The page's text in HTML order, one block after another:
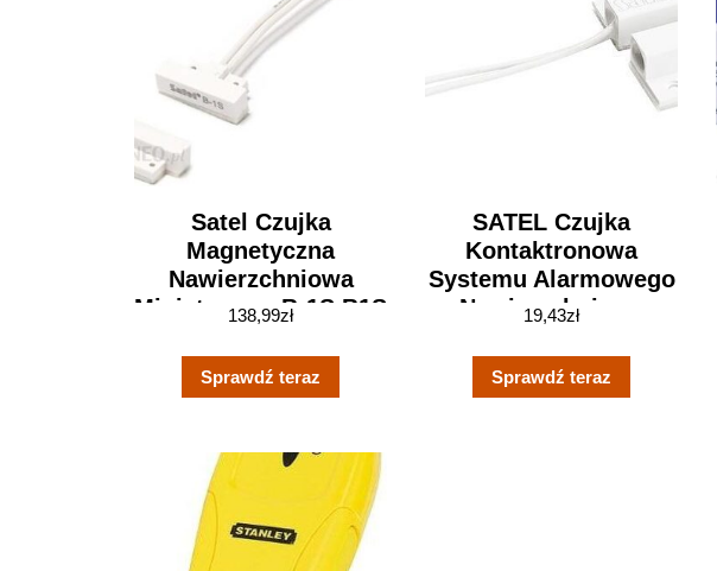
Satel Czujka
Magnetyczna
Nawierzchniowa
Miniaturowa B-1S B1S
138,99zł
Sprawdź teraz
SATEL Czujka
Kontaktronowa
Systemu Alarmowego
Nawierzchniowa
1 2E)
19,43zł
Sprawdź teraz